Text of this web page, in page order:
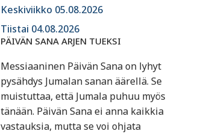
Keskiviikko 05.08.2026
Tiistai 04.08.2026
PÄIVÄN SANA ARJEN TUEKSI
Messiaaninen Päivän Sana on lyhyt
pysähdys Jumalan sanan äärellä. Se
muistuttaa, että Jumala puhuu myös
tänään. Päivän Sana ei anna kaikkia
vastauksia, mutta se voi ohjata